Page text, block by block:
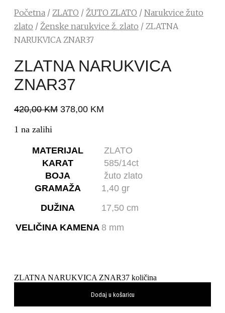
Početna / ZLATO / ŽUTO ZLATO / Narukvice žuto
zlato / Ženske narukvice ž. zlato / ZLATNA
NARUKVICA ZNAR37
ZLATNA NARUKVICA
ZNAR37
420,00KM 378,00 KM
1 na zalihi
MATERIJAL
ZLATO
KARAT
585/14ct
BOJA
žuto zlato
GRAMAŽA
DUŽINA
VELIČINA KAMENA
1,40 gr
17,50 cm
8 mm
ZLATNA NARUKVICA ZNAR37 količina
Dodaj u košaricu